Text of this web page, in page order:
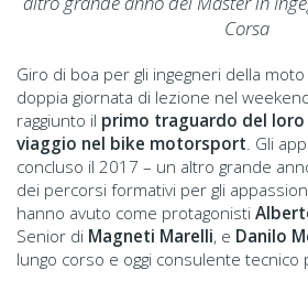
Corsa
Giro di boa per gli ingegneri della
doppia giornata di lezione nel
raggiunto il primo traguardo del
viaggio nel bike motorsport. Gli
concluso il 2017 – un altro grande
dei percorsi formativi per gli
hanno avuto come protagonisti
Senior di Magneti Marelli, e Danilo
lungo corso e oggi consulente tecnico